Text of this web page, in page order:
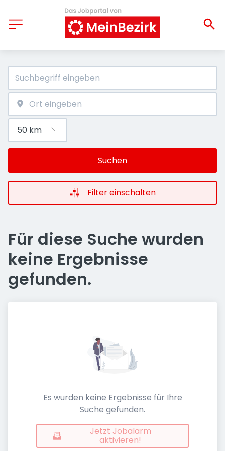
Suchen
Filter einschalten
Für diese Suche wurden
keine Ergebnisse
gefunden.
Es wurden keine Ergebnisse für Ihre
Suche gefunden.
Jetzt Jobalarm
aktivieren!